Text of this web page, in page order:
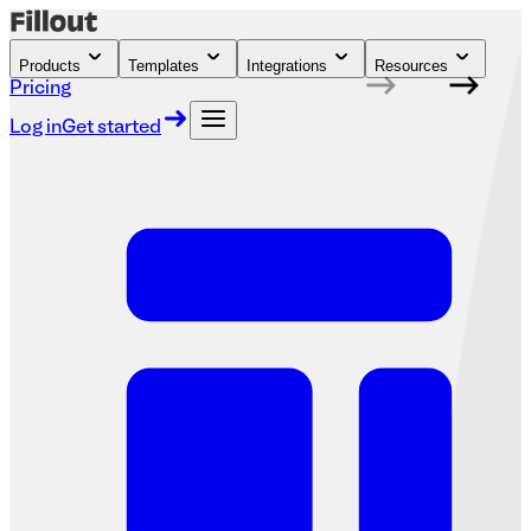
Products Templates Integrations Resources
Pricing
Log inGet started